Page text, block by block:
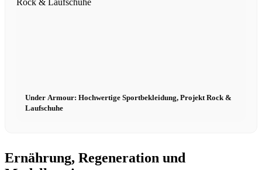
Under Armour: Hochwertige Sportbekleidung, Projekt Rock &
Laufschuhe
Ernährung, Regeneration und